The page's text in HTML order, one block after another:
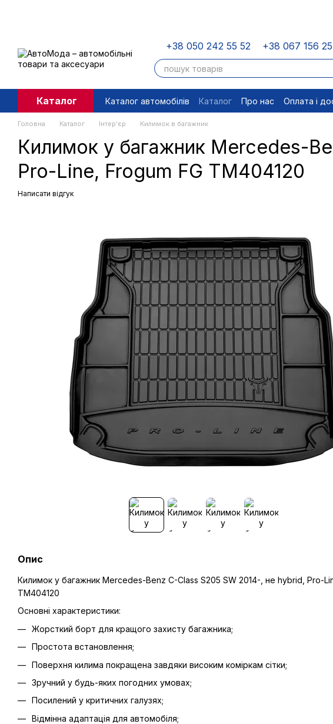
+38 050 242 55 52 +38 067 156
Каталог Каталог автомобілів Каталог Про нас Оплата і
Угода користувача
Правові документи
Головна Каталог Інтер'єр Килимок в багажник
Килимок у багажник Mercedes-
Pro-Line, Frogum FG TM404120
Написати відгук
Опис
Килимок у багажник Mercedes-Benz C-Class S205 SW 2014-, не hybrid, Pro-
TM404120
Основні характеристики:
Жорсткий борт для кращого захисту багажника;
Простота встановлення;
Поверхня килима покращена завдяки високим коміркам сітки;
Зручний у будь-яких погодних умовах;
Посилений у критичних галузях;
Відмінна адаптація для автомобіля;